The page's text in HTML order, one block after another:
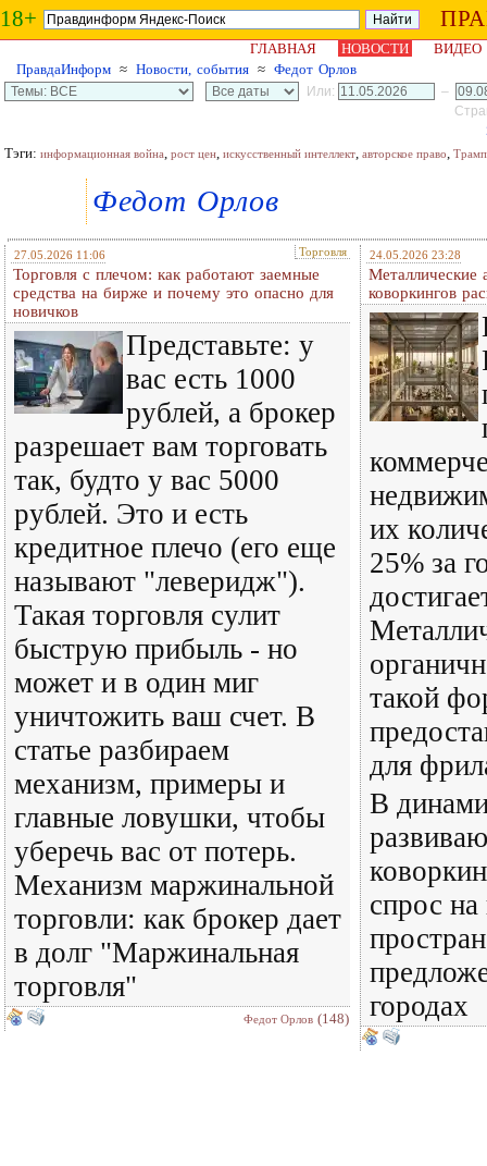
18+
ГЛАВНАЯ НОВОСТИ
ВИДЕО
ПравдаИнформ ≈ Новости, события ≈ Федот Орлов
Или:
–
Тэги: информационная война, рост цен, искусственный интеллект, авторское право, Трамп
Федот Орлов
27.05.2026 11:06 Торговля
Торговля с плечом: как работают заемные
средства на бирже и почему это опасно для
новичков
Представьте: у
вас есть 1000
рублей, а брокер
разрешает вам торговать
так, будто у вас 5000
рублей. Это и есть
кредитное плечо (его еще
называют "леверидж").
Такая торговля сулит
быструю прибыль - но
может и в один миг
уничтожить ваш счет. В
статье разбираем
механизм, примеры и
главные ловушки, чтобы
уберечь вас от потерь.
Механизм маржинальной
торговли: как брокер дает
в долг "Маржинальная
торговля"
Федот Орлов (148)
24.05.2026 23:28
Металлические
коворкингов
их
25% за
такой
для
В
спрос на
городах